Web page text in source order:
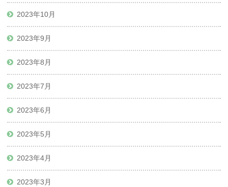
2023年10月
2023年9月
2023年8月
2023年7月
2023年6月
2023年5月
2023年4月
2023年3月